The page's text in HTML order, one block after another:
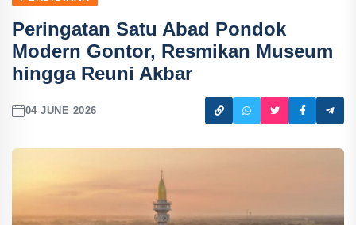
Peringatan Satu Abad Pondok
Modern Gontor, Resmikan Museum
hingga Reuni Akbar
04 JUNE 2026